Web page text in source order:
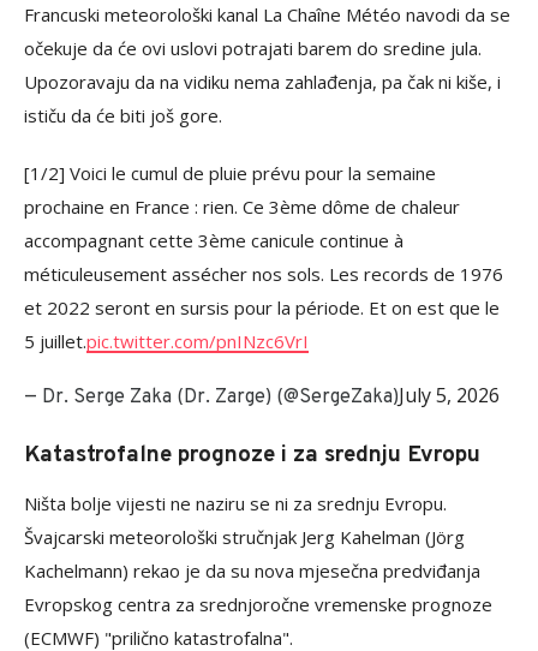
Francuski meteorološki kanal La Chaîne Météo navodi da se
očekuje da će ovi uslovi potrajati barem do sredine jula.
Upozoravaju da na vidiku nema zahlađenja, pa čak ni kiše, i
ističu da će biti još gore.
[1/2] Voici le cumul de pluie prévu pour la semaine
prochaine en France : rien. Ce 3ème dôme de chaleur
accompagnant cette 3ème canicule continue à
méticuleusement assécher nos sols. Les records de 1976
et 2022 seront en sursis pour la période. Et on est que le
5 juillet.pic.twitter.com/pnINzc6VrI
— Dr. Serge Zaka (Dr. Zarge) (@SergeZaka)July 5, 2026
Katastrofalne prognoze i za srednju Evropu
Ništa bolje vijesti ne naziru se ni za srednju Evropu.
Švajcarski meteorološki stručnjak Jerg Kahelman (Jörg
Kachelmann) rekao je da su nova mjesečna predviđanja
Evropskog centra za srednjoročne vremenske prognoze
(ECMWF) "prilično katastrofalna".